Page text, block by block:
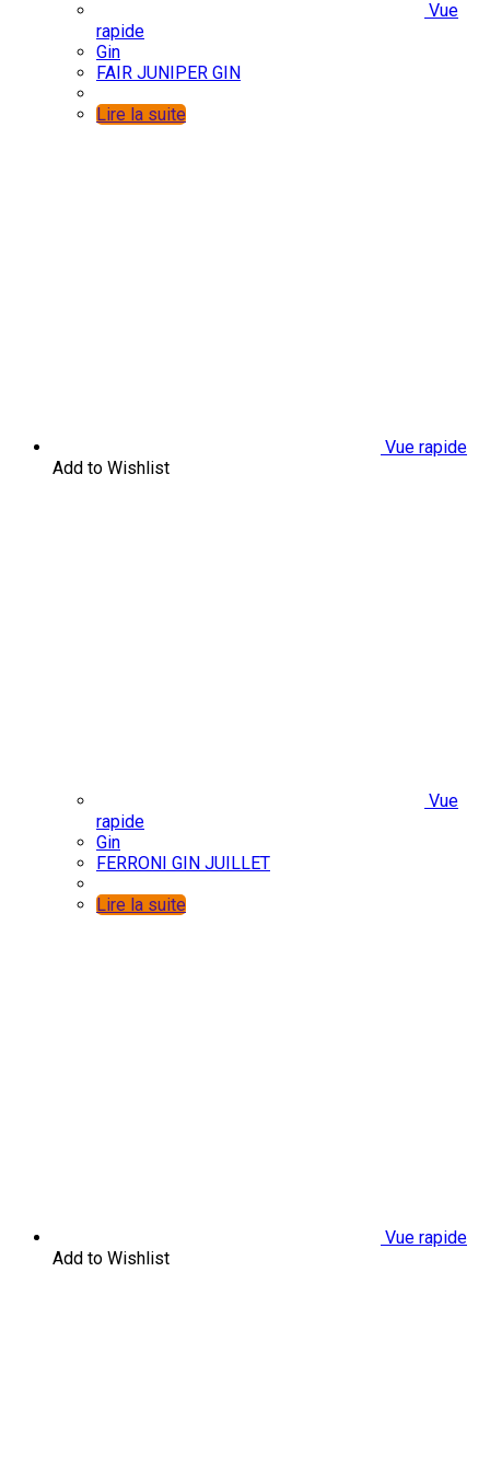
Vue
rapide
Gin
FAIR JUNIPER GIN
Lire la suite
Vue rapide
Add to Wishlist
Vue
rapide
Gin
FERRONI GIN JUILLET
Lire la suite
Vue rapide
Add to Wishlist